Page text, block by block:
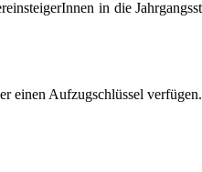
in die
einen Aufzugschlüssel